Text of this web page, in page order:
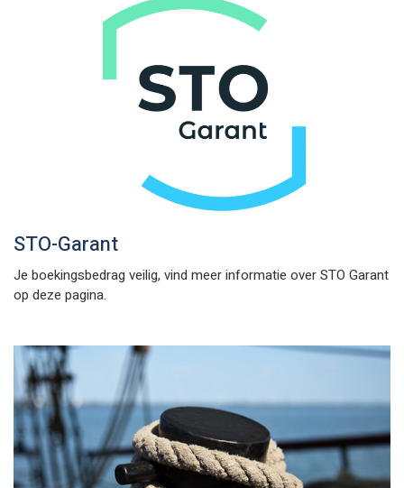
STO-Garant
Je boekingsbedrag veilig, vind meer informatie over STO Garant
op deze pagina.